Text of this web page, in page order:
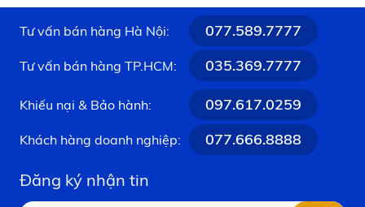
Tư vấn bán hàng Hà Nội: 077.589.7777
Tư vấn bán hàng TP.HCM: 035.369.7777
Khiếu nại & Bảo hành: 097.617.0259
Khách hàng doanh nghiệp: 077.666.8888
Đăng ký nhận tin